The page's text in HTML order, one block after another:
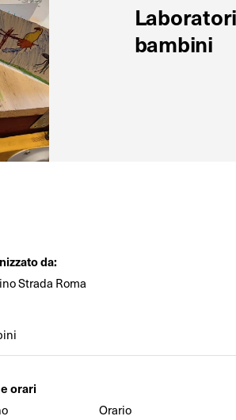
bambini
da:
Strada Roma
orari
Orario